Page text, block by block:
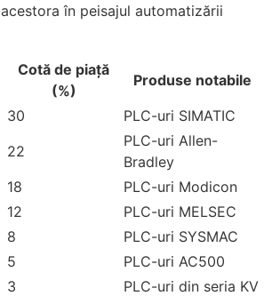
în peisajul automatizării
Cotă de piață
(%)
Produse notabile
30
PLC-uri SIMATIC
22
PLC-uri Allen-
Bradley
18
PLC-uri Modicon
12
PLC-uri MELSEC
8
PLC-uri SYSMAC
5
PLC-uri AC500
3
PLC-uri din seria KV